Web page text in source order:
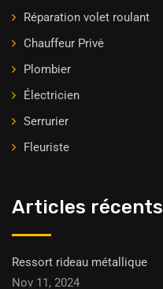
Réparation volet roulant
Chauffeur Privė
Plombier
Électricien
Serrurier
Fleuriste
Articles récents
Ressort rideau métallique
Nov 11, 2024